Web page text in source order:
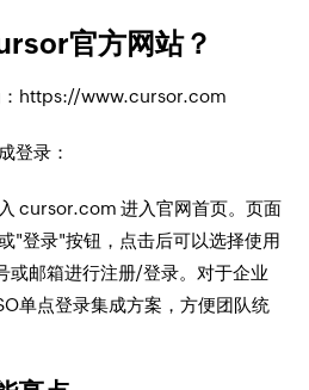
官方网站？
：https://www.cursor.com
登录：
cursor.com 进入官网首页。页面
"登录"按钮，点击后可以选择使用
邮箱进行注册/登录。对于企业
单点登录集成方案，方便团队统